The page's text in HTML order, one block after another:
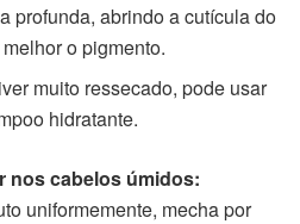
profunda, abrindo a cutícula do
o pigmento.
muito ressecado, pode usar
hidratante.
nos cabelos úmidos:
uniformemente, mecha por